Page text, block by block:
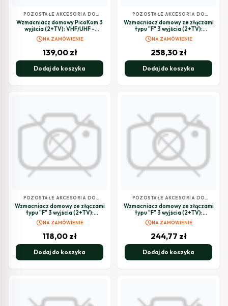
POZOSTAŁE AKCESORIA DO
TELEWIZJI SATELITARNEJ
Wzmacniacz domowy PicoKom 3
wyjścia (2+TV): VHF/UHF -
LTE700 Ready
scheduleNA ZAMÓWIENIE
139,00 zł
Dodaj do koszyka
POZOSTAŁE AKCESORIA DO
TELEWIZJI SATELITARNEJ
Wzmacniacz domowy ze złączami
typu "F" 3 wyjścia (2+TV):
VHF/UHF - Auto LTE i USOS
scheduleNA ZAMÓWIENIE
258,30 zł
Dodaj do koszyka
POZOSTAŁE AKCESORIA DO
TELEWIZJI SATELITARNEJ
Wzmacniacz domowy ze złączami
typu "F" 3 wyjścia (2+TV):
VHF/UHF - LTE700 Ready
scheduleNA ZAMÓWIENIE
118,00 zł
Dodaj do koszyka
POZOSTAŁE AKCESORIA DO
TELEWIZJI SATELITARNEJ
Wzmacniacz domowy ze złączami
typu "F" 3 wyjścia (2+TV):
VHF/UHF/IF + pasywny k. zwrotny
scheduleNA ZAMÓWIENIE
244,77 zł
Dodaj do koszyka